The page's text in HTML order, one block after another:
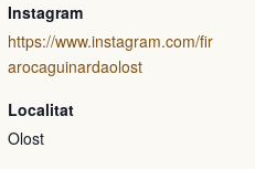
Instagram
https://www.instagram.com/fir
arocaguinardaolost
Localitat
Olost